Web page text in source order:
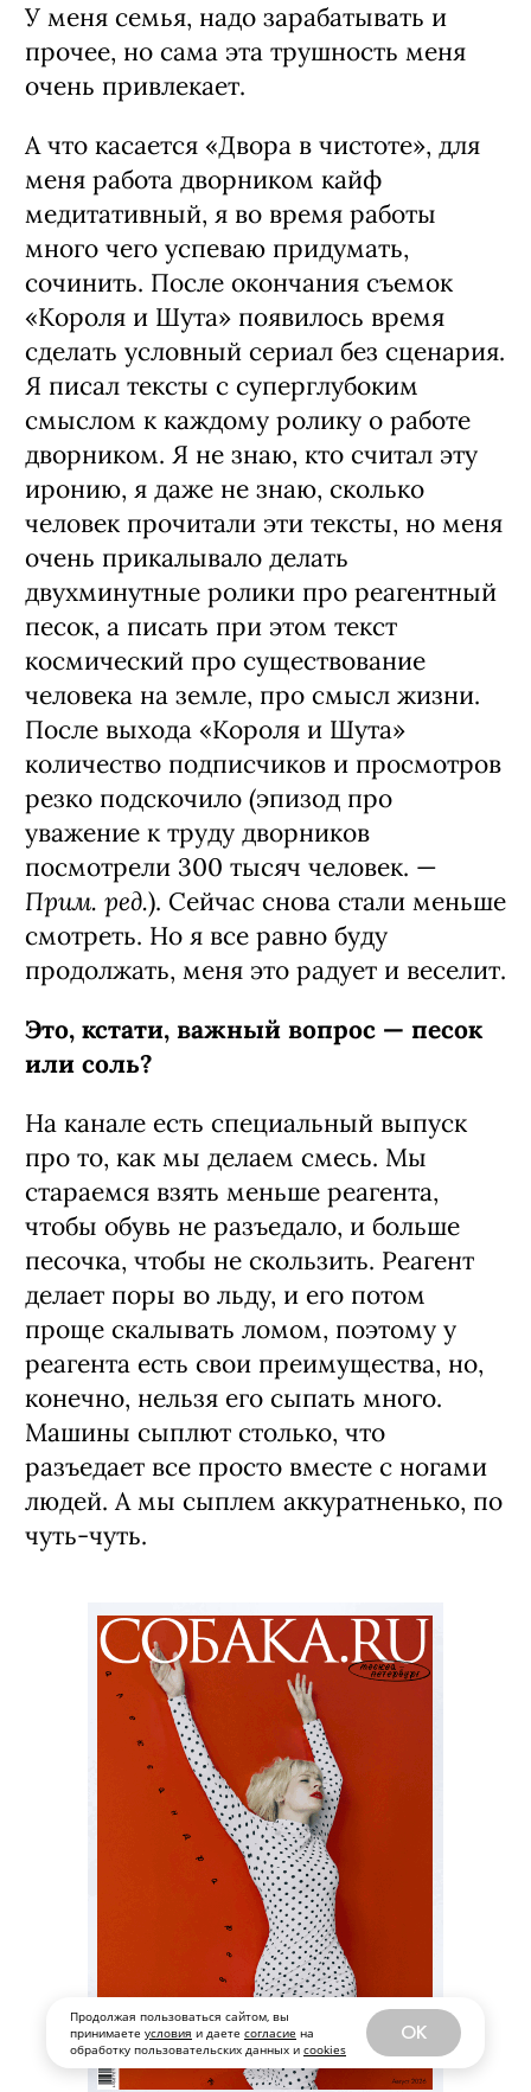
Продолжая пользоваться сайтом, вы
принимаете условия и даете согласие на
обработку пользовательских данных и cookies
OK
У меня семья, надо зарабатывать и
прочее, но сама эта трушность меня
очень привлекает.
А что касается «Двора в чистоте», для
меня работа дворником кайф
медитативный, я во время работы
много чего успеваю придумать,
сочинить. После окончания съемок
«Короля и Шута» появилось время
сделать условный сериал без сценария.
Я писал тексты с суперглубоким
смыслом к каждому ролику о работе
дворником. Я не знаю, кто считал эту
иронию, я даже не знаю, сколько
человек прочитали эти тексты, но меня
очень прикалывало делать
двухминутные ролики про реагентный
песок, а писать при этом текст
космический про существование
человека на земле, про смысл жизни.
После выхода «Короля и Шута»
количество подписчиков и просмотров
резко подскочило (эпизод про
уважение к труду дворников
посмотрели 300 тысяч человек. —
Прим. ред.). Сейчас снова стали меньше
смотреть. Но я все равно буду
продолжать, меня это радует и веселит.
Это, кстати, важный вопрос — песок
или соль?
На канале есть специальный выпуск
про то, как мы делаем смесь. Мы
стараемся взять меньше реагента,
чтобы обувь не разъедало, и больше
песочка, чтобы не скользить. Реагент
делает поры во льду, и его потом
проще скалывать ломом, поэтому у
реагента есть свои преимущества, но,
конечно, нельзя его сыпать много.
Машины сыплют столько, что
разъедает все просто вместе с ногами
людей. А мы сыплем аккуратненько, по
чуть-чуть.